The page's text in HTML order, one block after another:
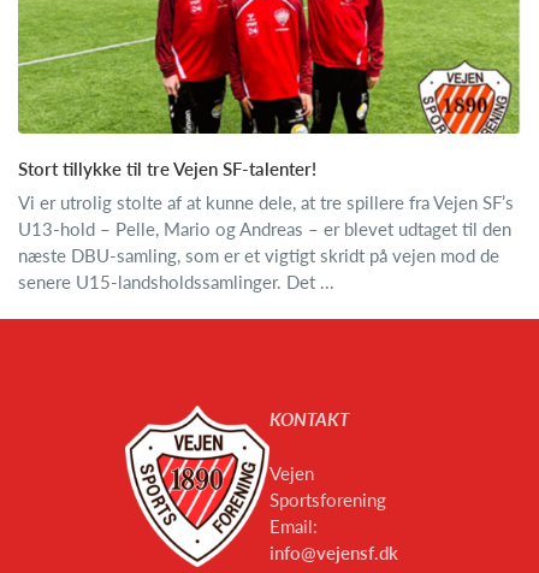
Stort tillykke til tre Vejen SF-talenter!
Vi er utrolig stolte af at kunne dele, at tre spillere fra Vejen SF’s
U13-hold – Pelle, Mario og Andreas – er blevet udtaget til den
næste DBU-samling, som er et vigtigt skridt på vejen mod de
senere U15-landsholdssamlinger. Det ...
KONTAKT
Vejen
Sportsforening
Email:
info@vejensf.dk